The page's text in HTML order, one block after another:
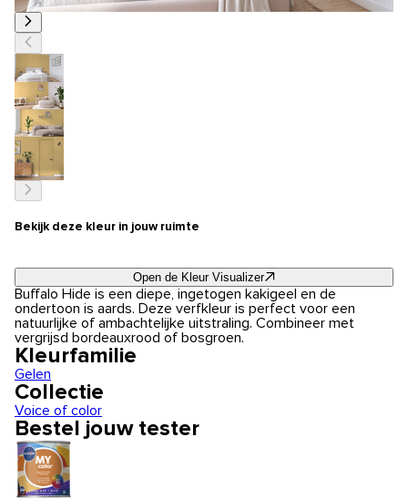
Bekijk deze kleur in jouw ruimte
Open de Kleur Visualizer
Buffalo Hide is een diepe, ingetogen kakigeel en de
ondertoon is aards. Deze verfkleur is perfect voor een
natuurlijke of ambachtelijke uitstraling. Combineer met
vergrijsd bordeauxrood of bosgroen.
Kleurfamilie
Gelen
Collectie
Voice of color
Bestel jouw tester